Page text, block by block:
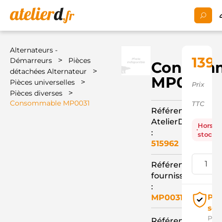
Alternateurs -
Démarreurs
>
Pièces
détachées Alternateur
>
Pièces universelles >
Pièces diverses >
Consommable MP0031
MP0031
Référence
AtelierD
:
515962
Référence
fournisseur
:
MP0031
Prix
TTC
Hors
stock